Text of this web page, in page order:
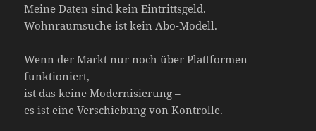
Meine Daten sind kein Eintrittsgeld.
Wohnraumsuche ist kein Abo-Modell.
Wenn der Markt nur noch über Plattformen
funktioniert,
ist das keine Modernisierung –
es ist eine Verschiebung von Kontrolle.